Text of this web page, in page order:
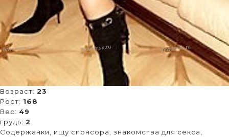
Возраст: 23
Рост: 168
Вес: 49
грудь: 2
Содержанки, ищу спонсора, знакомства для секса,